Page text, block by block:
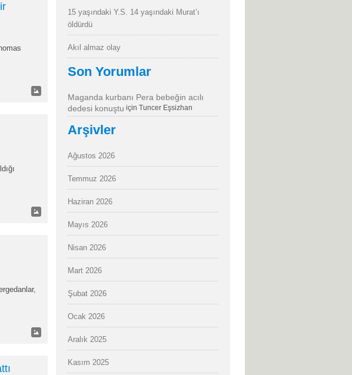
15 yaşındaki Y.S. 14 yaşındaki Murat’ı
öldürdü
Akıl almaz olay
Son Yorumlar
Maganda kurbanı Pera bebeğin acılı
dedesi konuştu için Tuncer Eşsizhan
Arşivler
Ağustos 2026
Temmuz 2026
Haziran 2026
Mayıs 2026
Nisan 2026
Mart 2026
Şubat 2026
Ocak 2026
Aralık 2025
Kasım 2025